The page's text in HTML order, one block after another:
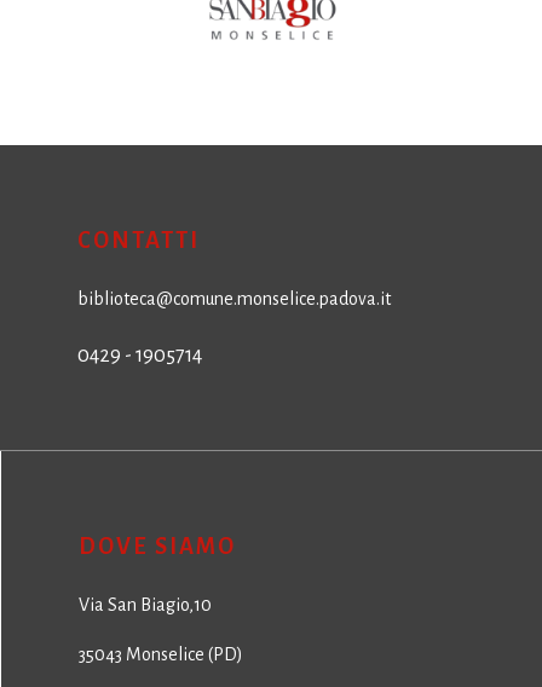
CONTATTI
biblioteca@comune.monselice.padova.it
0429 - 1905714
DOVE SIAMO
Via San Biagio,10
35043 Monselice (PD)